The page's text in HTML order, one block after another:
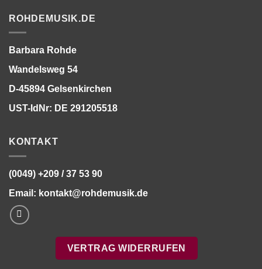
ROHDEMUSIK.DE
Barbara Rohde
Wandelsweg 54
D-45894 Gelsenkirchen
UST-IdNr: DE 291205518
KONTAKT
(0049) +209 / 37 53 90
Email: kontakt@rohdemusik.de
VERTRAG WIDERRUFEN